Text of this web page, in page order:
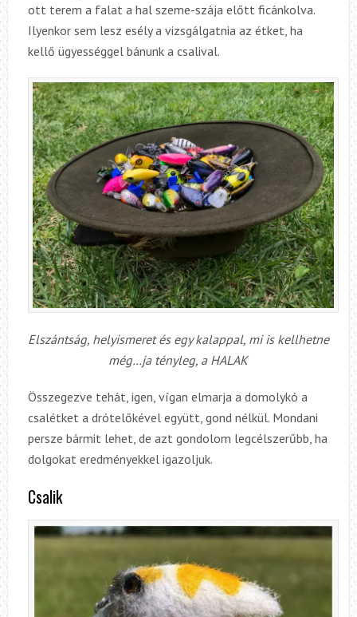
ott terem a falat a hal szeme-szája előtt ficánkolva.
Ilyenkor sem lesz esély a vizsgálgatnia az étket, ha
kellő ügyességgel bánunk a csalival.
Elszántság, helyismeret és egy kalappal, mi is kellhetne
még…ja tényleg, a HALAK
Összegezve tehát, igen, vígan elmarja a domolykó a
csalétket a drótelőkével együtt, gond nélkül. Mondani
persze bármit lehet, de azt gondolom legcélszerűbb, ha
dolgokat eredményekkel igazoljuk.
Csalik